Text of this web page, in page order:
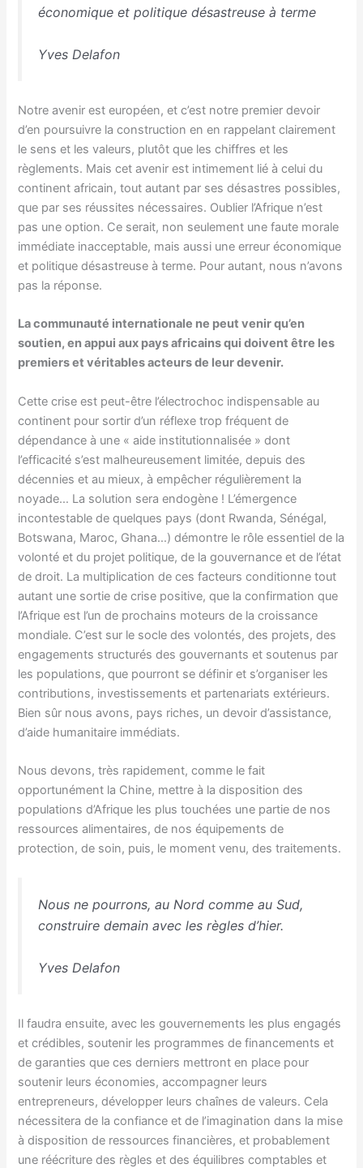
économique et politique désastreuse à terme
Yves Delafon
Notre avenir est européen, et c’est notre premier devoir
d’en poursuivre la construction en en rappelant clairement
le sens et les valeurs, plutôt que les chiffres et les
règlements. Mais cet avenir est intimement lié à celui du
continent africain, tout autant par ses désastres possibles,
que par ses réussites nécessaires. Oublier l’Afrique n’est
pas une option. Ce serait, non seulement une faute morale
immédiate inacceptable, mais aussi une erreur économique
et politique désastreuse à terme. Pour autant, nous n’avons
pas la réponse.
La communauté internationale ne peut venir qu’en
soutien, en appui aux pays africains qui doivent être les
premiers et véritables acteurs de leur devenir.
Cette crise est peut-être l’électrochoc indispensable au
continent pour sortir d’un réflexe trop fréquent de
dépendance à une « aide institutionnalisée » dont
l’efficacité s’est malheureusement limitée, depuis des
décennies et au mieux, à empêcher régulièrement la
noyade… La solution sera endogène ! L’émergence
incontestable de quelques pays (dont Rwanda, Sénégal,
Botswana, Maroc, Ghana…) démontre le rôle essentiel de la
volonté et du projet politique, de la gouvernance et de l’état
de droit. La multiplication de ces facteurs conditionne tout
autant une sortie de crise positive, que la confirmation que
l’Afrique est l’un de prochains moteurs de la croissance
mondiale. C’est sur le socle des volontés, des projets, des
engagements structurés des gouvernants et soutenus par
les populations, que pourront se définir et s’organiser les
contributions, investissements et partenariats extérieurs.
Bien sûr nous avons, pays riches, un devoir d’assistance,
d’aide humanitaire immédiats.
Nous devons, très rapidement, comme le fait
opportunément la Chine, mettre à la disposition des
populations d’Afrique les plus touchées une partie de nos
ressources alimentaires, de nos équipements de
protection, de soin, puis, le moment venu, des traitements.
Nous ne pourrons, au Nord comme au Sud,
construire demain avec les règles d’hier.
Yves Delafon
Il faudra ensuite, avec les gouvernements les plus engagés
et crédibles, soutenir les programmes de financements et
de garanties que ces derniers mettront en place pour
soutenir leurs économies, accompagner leurs
entrepreneurs, développer leurs chaînes de valeurs. Cela
nécessitera de la confiance et de l’imagination dans la mise
à disposition de ressources financières, et probablement
une réécriture des règles et des équilibres comptables et